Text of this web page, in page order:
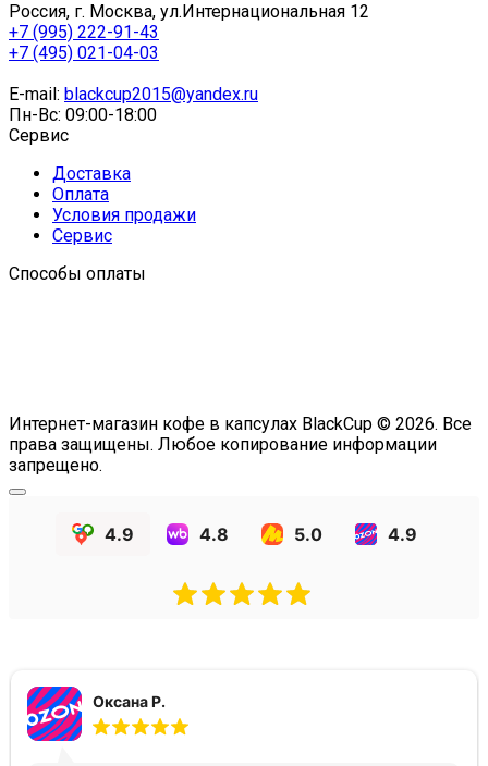
Россия, г. Москва, ул.Интернациональная 12
+7 (995) 222-91-43
+7 (495) 021-04-03
E-mail: blackcup2015@yandex.ru
Пн-Вс: 09:00-18:00
Сервис
Доставка
Оплата
Условия продажи
Сервис
Способы оплаты
Интернет-магазин кофе в капсулах BlackCup © 2026. Все
права защищены. Любое копирование информации
запрещено.
4.9 4.8 5.0 4.9
Оксана Р.